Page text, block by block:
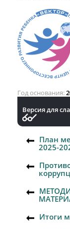
Год основания
Версия для
План
2025-
Итоги